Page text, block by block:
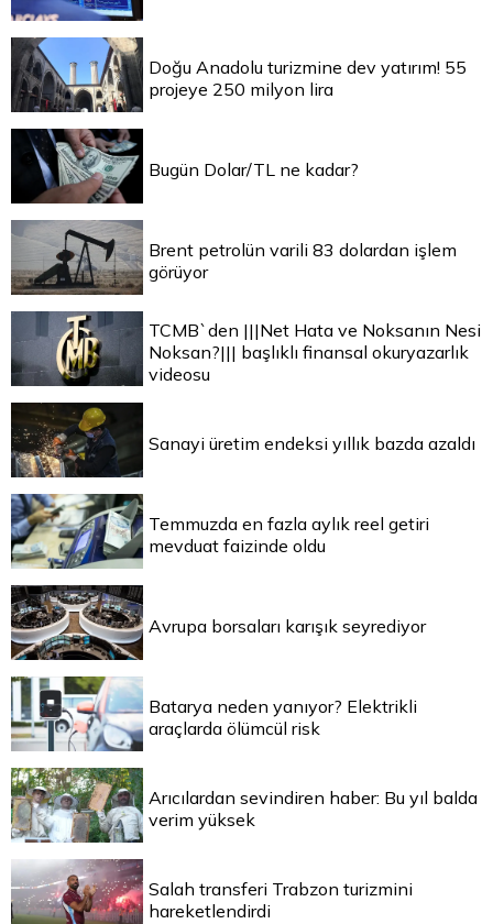
Doğu Anadolu turizmine dev yatırım! 55
projeye 250 milyon lira
Bugün Dolar/TL ne kadar?
Brent petrolün varili 83 dolardan işlem
görüyor
TCMB`den |||Net Hata ve Noksanın Nesi
Noksan?||| başlıklı finansal okuryazarlık
videosu
Sanayi üretim endeksi yıllık bazda azaldı
Temmuzda en fazla aylık reel getiri
mevduat faizinde oldu
Avrupa borsaları karışık seyrediyor
Batarya neden yanıyor? Elektrikli
araçlarda ölümcül risk
Arıcılardan sevindiren haber: Bu yıl balda
verim yüksek
Salah transferi Trabzon turizmini
hareketlendirdi